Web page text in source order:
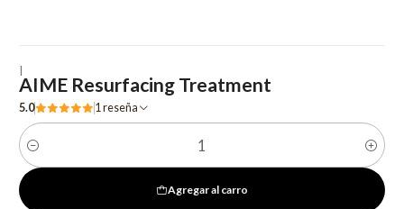
|
AIME Resurfacing Treatment
5.0 1 reseña
Cantidad
Agregar al carro